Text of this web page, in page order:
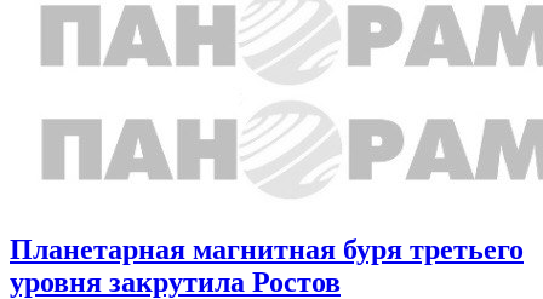
Планетарная магнитная буря третьего
уровня закрутила Ростов